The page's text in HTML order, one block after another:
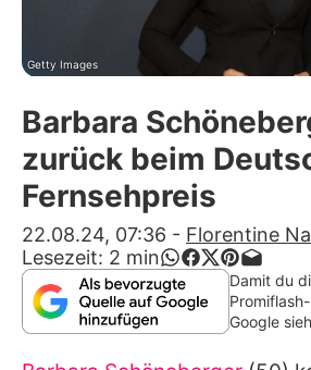
Familie & Liebe
Promiflash
Alle Themen auf
App
Team
Redaktionelle
Getty Images
Barbara
zurück beim
Fernsehpreis
22.08.24, 07:36 - Florentine
Lesezeit: 2 min
Damit du
Google